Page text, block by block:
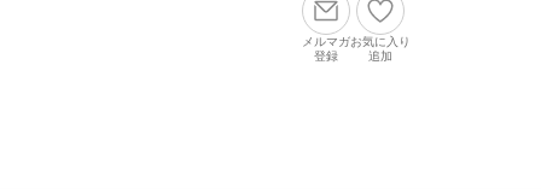
メルマガ
登録
お気に入り
追加